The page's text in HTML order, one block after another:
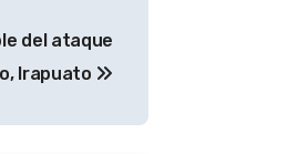
del ataque
Irapuato